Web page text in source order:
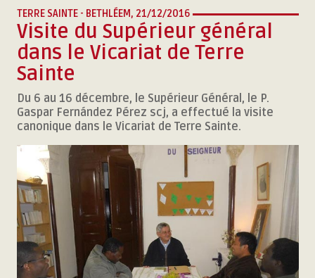
MISSION
NEF
MULTIMÉDIA
P. AUGUSTE ETCHÉCOPAR
TERRE SAINTE - BETHLÉEM, 21/12/2016
Visite du Supérieur général
dans le Vicariat de Terre
Sainte
Du 6 au 16 décembre, le Supérieur Général, le P.
Gaspar Fernández Pérez scj, a effectué la visite
canonique dans le Vicariat de Terre Sainte.